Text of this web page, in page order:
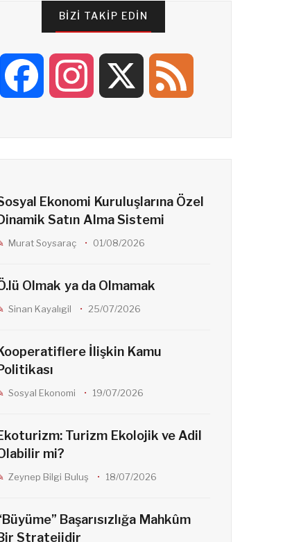
BIZI TAKIP EDIN
e
k
t
a
m
d
Ekonomi Kuruluşlarına Özel
Satın Alma Sistemi
Murat Soysaraç 01/08/2026
Olmak ya da Olmamak
Sinan Kayalıgil 25/07/2026
İlişkin Kamu
Sosyal Ekonomi 19/07/2026
Turizm Ekolojik ve Adil
mi?
Zeynep Bilgi Buluş 18/07/2026
Başarısızlığa Mahkûm
Stratejidir